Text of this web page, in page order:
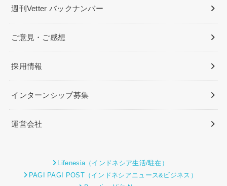
週刊Vetter バックナンバー
ご意見・ご感想
採用情報
インターンシップ募集
運営会社
Lifenesia（インドネシア生活/駐在）
PAGI PAGI POST（インドネシアニュース&ビジネス）